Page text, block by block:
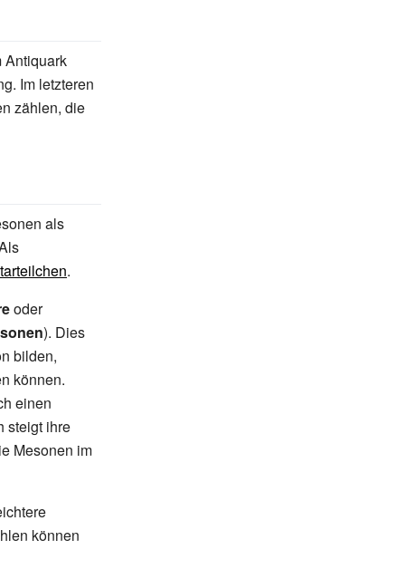
Antiquark
Im letzteren
zählen, die
als
.
oder
). Dies
bilden,
können.
einen
steigt ihre
Mesonen im
können